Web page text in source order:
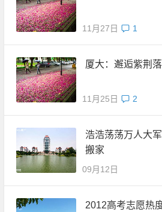
11月27日 1
厦大：邂逅紫荆
11月25日 2
浩浩荡荡万人大
搬家
09月12日
2012高考志愿热